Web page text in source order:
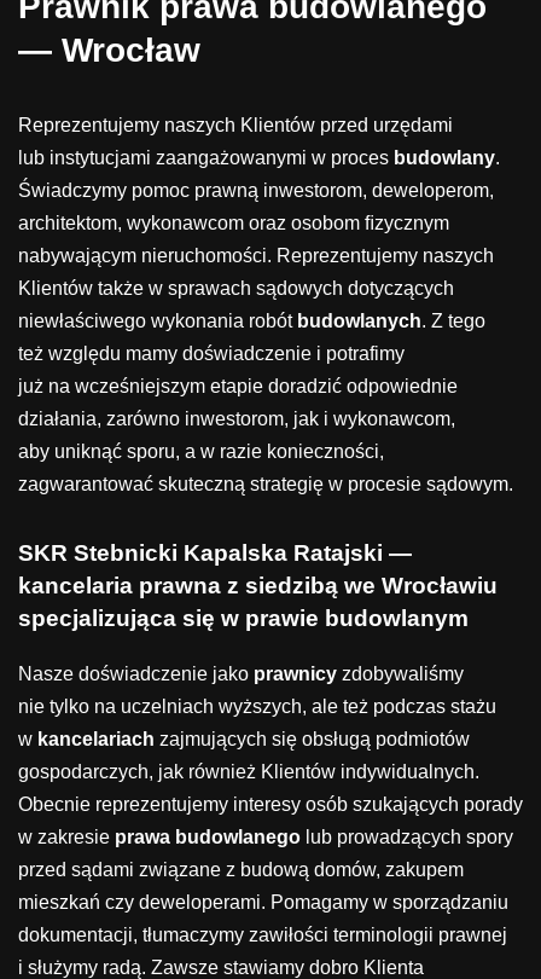
— Wrocław
Reprezentujemy naszych Klientów przed urzędami
lub instytucjami zaangażowanymi w proces budowlany.
Świadczymy pomoc prawną inwestorom, deweloperom,
architektom, wykonawcom oraz osobom ﬁzycznym
nabywającym nieruchomości. Reprezentujemy naszych
Klientów także w sprawach sądowych dotyczących
niewłaściwego wykonania robót budowlanych. Z tego
też względu mamy doświadczenie i potrafimy
już na wcześniejszym etapie doradzić odpowiednie
działania, zarówno inwestorom, jak i wykonawcom,
aby uniknąć sporu, a w razie konieczności,
zagwarantować skuteczną strategię w procesie sądowym.
SKR Stebnicki Kapalska Ratajski —
kancelaria prawna z siedzibą we Wrocławiu
specjalizująca się w prawie budowlanym
Nasze doświadczenie jako prawnicy zdobywaliśmy
nie tylko na uczelniach wyższych, ale też podczas stażu
w kancelariach zajmujących się obsługą podmiotów
gospodarczych, jak również Klientów indywidualnych.
Obecnie reprezentujemy interesy osób szukających porady
w zakresie prawa budowlanego lub prowadzących spory
przed sądami związane z budową domów, zakupem
mieszkań czy deweloperami. Pomagamy w sporządzaniu
dokumentacji, tłumaczymy zawiłości terminologii prawnej
i służymy radą. Zawsze stawiamy dobro Klienta